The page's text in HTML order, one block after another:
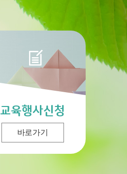
교육행사신청
바로가기